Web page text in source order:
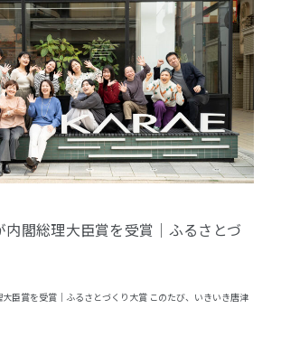
内閣総理大臣賞を受賞｜ふるさとづ
臣賞を受賞｜ふるさとづくり大賞 このたび、いきいき唐津